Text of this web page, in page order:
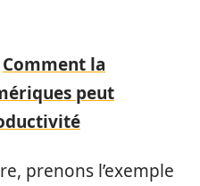
Comment la
peut
prenons l’exemple